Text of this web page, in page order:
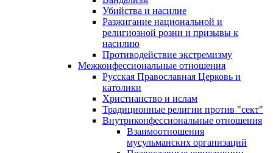
Убийства и насилие
Разжигание национальной и
религиозной розни и призывы к
насилию
Противодействие экстремизму
Межконфессиональные отношения
Русская Православная Церковь и
католики
Христианство и ислам
Традиционные религии против "сект"
Внутриконфессиональные отношения
Взаимоотношения
мусульманских организаций